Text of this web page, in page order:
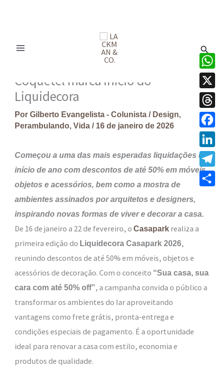
Coquetel marca início do
Liquidecora
Por Gilberto Evangelista - Colunista / Design,
Perambulando, Vida / 16 de janeiro de 2026
Começou a uma das mais esperadas liquidações de
início de ano com descontos de até 50% em móveis,
objetos e acessórios, bem como a mostra de
ambientes assinados por arquitetos e designers,
inspirando novas formas de viver e decorar a casa.
De 16 de janeiro a 22 de fevereiro, o Casapark realiza a
primeira edição do Liquidecora Casapark 2026,
reunindo descontos de até 50% em móveis, objetos e
acessórios de decoração. Com o conceito “Sua casa, sua
cara com até 50% off”, a campanha convida o público a
transformar os ambientes do lar aproveitando
vantagens como frete grátis, pronta-entrega e
condições especiais de pagamento. É a oportunidade
ideal para renovar a casa com estilo, economia e
produtos de qualidade.
X